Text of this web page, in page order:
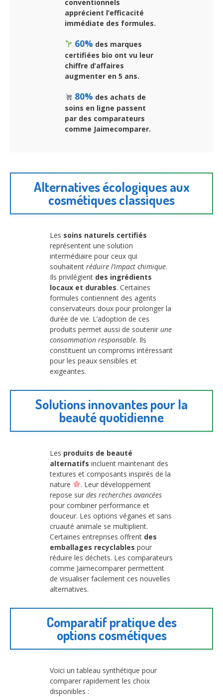
conventionnels
apprécient l’efficacité
immédiate des formules.
60% des marques
certifiées bio ont vu leur
chiffre d’affaires
augmenter en 5 ans.
80% des achats de
soins en ligne passent
par des comparateurs
comme Jaimecomparer.
Alternatives écologiques aux
cosmétiques classiques
Les soins naturels certifiés
représentent une solution
intermédiaire pour ceux qui
souhaitent réduire l’impact chimique.
Ils privilégient des ingrédients
locaux et durables. Certaines
formules contiennent des agents
conservateurs doux pour prolonger la
durée de vie. L’adoption de ces
produits permet aussi de soutenir une
consommation responsable. Ils
constituent un compromis intéressant
pour les peaux sensibles et
exigeantes.
Solutions innovantes pour la
beauté quotidienne
Les produits de beauté
alternatifs incluent maintenant des
textures et composants inspirés de la
nature
. Leur développement
repose sur des recherches avancées
pour combiner performance et
douceur. Les options véganes et sans
cruauté animale se multiplient.
Certaines entreprises offrent des
emballages recyclables pour
réduire les déchets. Les comparateurs
comme Jaimecomparer permettent
de visualiser facilement ces nouvelles
alternatives.
Comparatif pratique des
options cosmétiques
Voici un tableau synthétique pour
comparer rapidement les choix
disponibles :